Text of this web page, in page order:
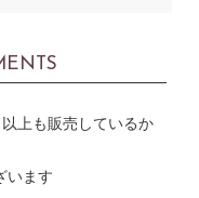
上も販売しているか
います